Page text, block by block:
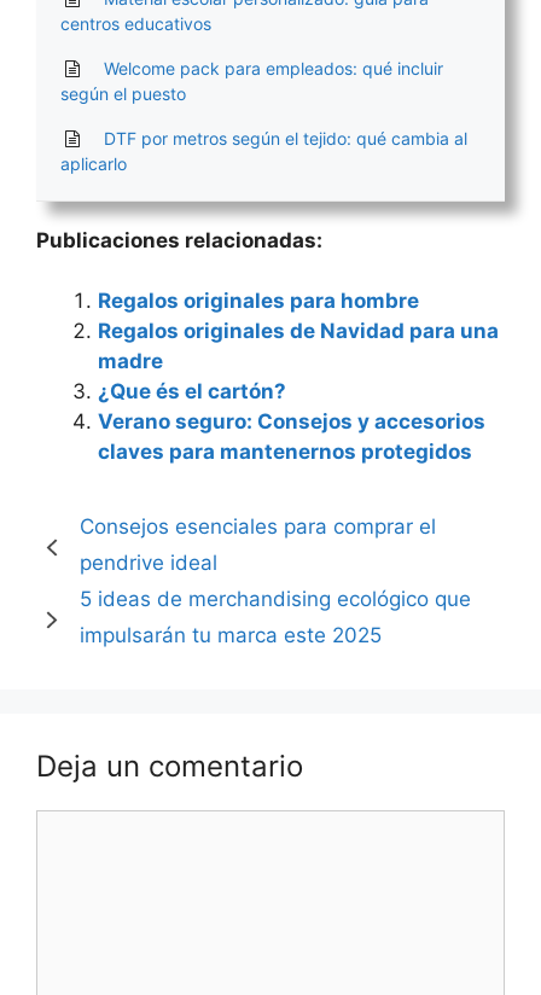
centros educativos
Welcome pack para empleados: qué incluir
según el puesto
DTF por metros según el tejido: qué cambia al
aplicarlo
Publicaciones relacionadas:
Regalos originales para hombre
Regalos originales de Navidad para una
madre
¿Que és el cartón?
Verano seguro: Consejos y accesorios
claves para mantenernos protegidos
Consejos esenciales para comprar el
pendrive ideal
5 ideas de merchandising ecológico que
impulsarán tu marca este 2025
Deja un comentario